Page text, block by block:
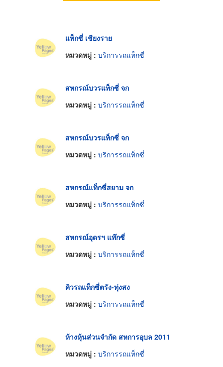
แท็กซี่ เชียงราย
หมวดหมู่ : บริการรถแท็กซี่
สหกรณ์บวรแท็กซี่ จก
หมวดหมู่ : บริการรถแท็กซี่
สหกรณ์บวรแท็กซี่ จก
หมวดหมู่ : บริการรถแท็กซี่
สหกรณ์แท็กซี่สยาม จก
หมวดหมู่ : บริการรถแท็กซี่
สหกรณ์อุดรฯ แท๊กซี่
หมวดหมู่ : บริการรถแท็กซี่
คิวรถแท็กซี่ตรัง-ทุ่งสง
หมวดหมู่ : บริการรถแท็กซี่
ห้างหุ้นส่วนจำกัด สหการอุบล 2011
หมวดหมู่ : บริการรถแท็กซี่